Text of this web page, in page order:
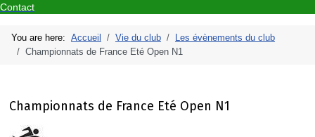
Contact
You are here: Accueil Vie du club
Les évènements du club
Championnats de France Eté Open N1
Championnats de France Eté Open N1